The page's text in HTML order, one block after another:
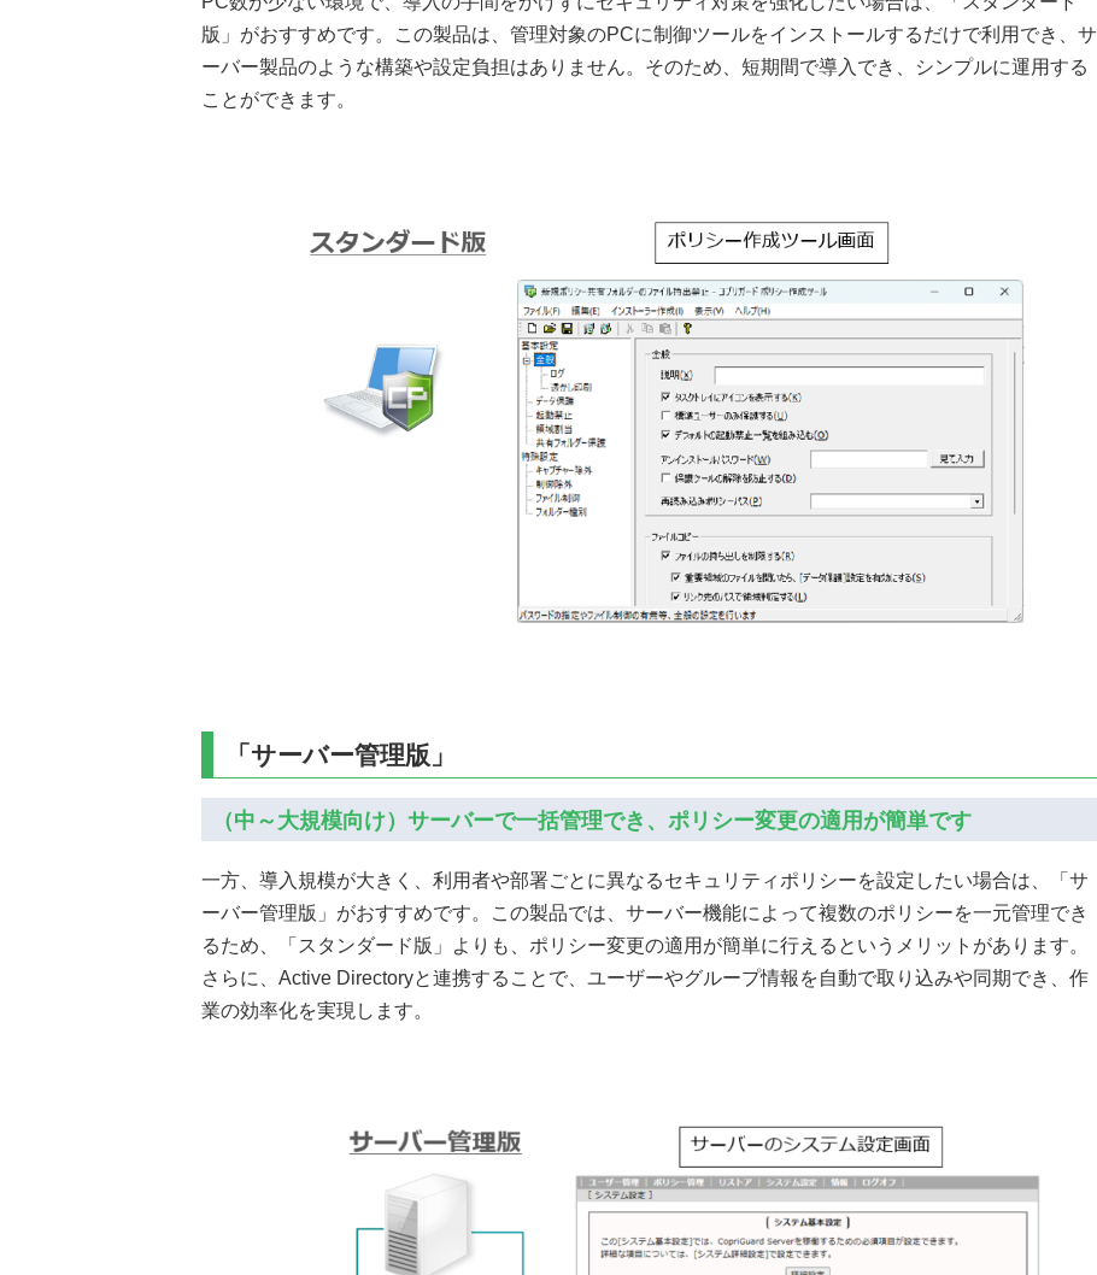
版」がおすすめです。この製品は、管理対象のPCに制御ツールをインストールするだけで利用でき、サ
ーバー製品のような構築や設定負担はありません。そのため、短期間で導入でき、シンプルに運用する
ことができます。
「サーバー管理版」
（中～大規模向け）サーバーで一括管理でき、ポリシー変更の適用が簡単です
一方、導入規模が大きく、利用者や部署ごとに異なるセキュリティポリシーを設定したい場合は、「サ
ーバー管理版」がおすすめです。この製品では、サーバー機能によって複数のポリシーを一元管理でき
るため、「スタンダード版」よりも、ポリシー変更の適用が簡単に行えるというメリットがあります。
さらに、Active Directoryと連携することで、ユーザーやグループ情報を自動で取り込みや同期でき、作
業の効率化を実現します。